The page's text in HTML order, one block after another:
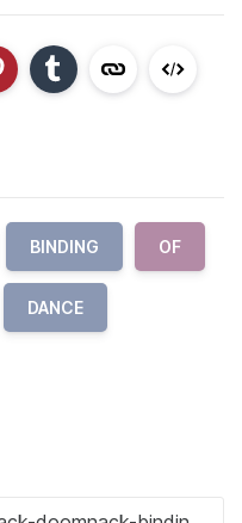
BINDING OF
DANCE